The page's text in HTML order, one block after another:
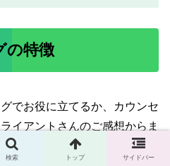
の特徴
でお役に立てるか、カウンセ
イアントさんのご感想からま
検索 トップ サイドバー